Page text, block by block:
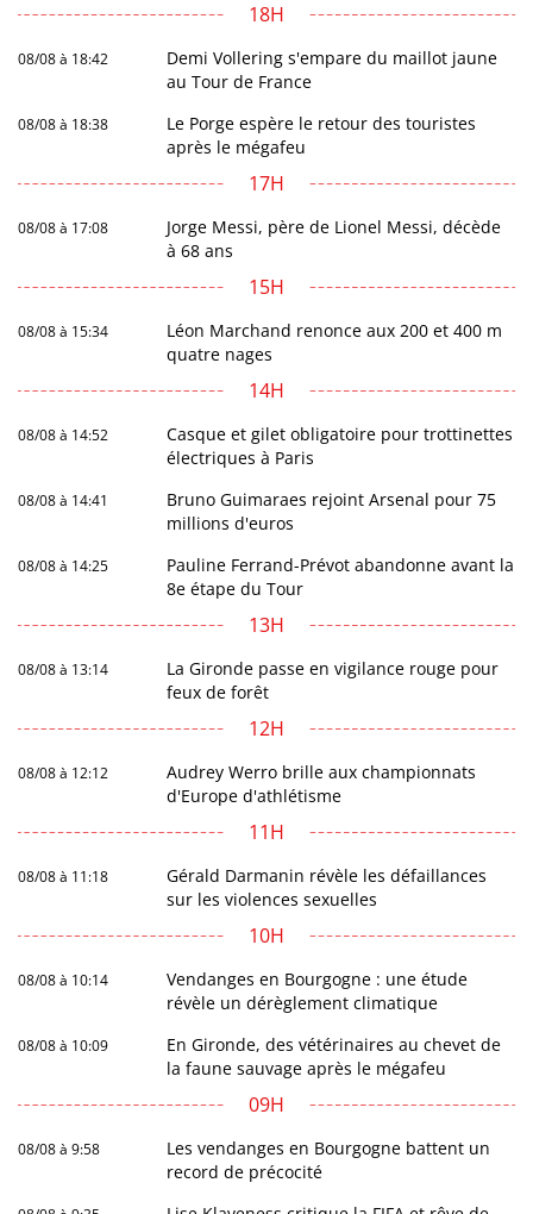
18H
08/08 à 18:42
Demi Vollering s'empare du maillot jaune
au Tour de France
08/08 à 18:38
Le Porge espère le retour des touristes
après le mégafeu
17H
08/08 à 17:08
Jorge Messi, père de Lionel Messi, décède
à 68 ans
15H
08/08 à 15:34
Léon Marchand renonce aux 200 et 400 m
quatre nages
14H
08/08 à 14:52
Casque et gilet obligatoire pour trottinettes
électriques à Paris
08/08 à 14:41
Bruno Guimaraes rejoint Arsenal pour 75
millions d'euros
08/08 à 14:25
Pauline Ferrand-Prévot abandonne avant la
8e étape du Tour
13H
08/08 à 13:14
La Gironde passe en vigilance rouge pour
feux de forêt
12H
08/08 à 12:12
Audrey Werro brille aux championnats
d'Europe d'athlétisme
11H
08/08 à 11:18
Gérald Darmanin révèle les défaillances
sur les violences sexuelles
10H
08/08 à 10:14
Vendanges en Bourgogne : une étude
révèle un dérèglement climatique
08/08 à 10:09
En Gironde, des vétérinaires au chevet de
la faune sauvage après le mégafeu
09H
08/08 à 9:58
Les vendanges en Bourgogne battent un
record de précocité